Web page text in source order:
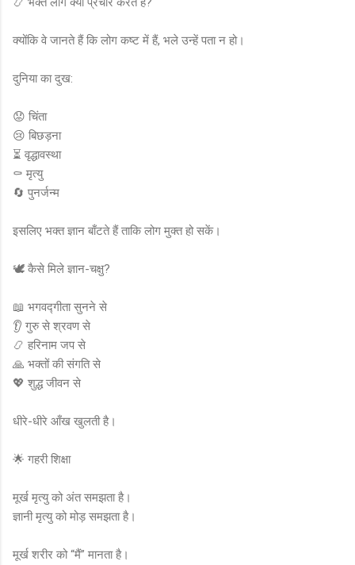
क्योंकि वे जानते हैं कि लोग कष्ट में हैं, भले उन्हें पता न हो।
दुनिया का दुख:
😟 चिंता
😢 बिछड़ना
⏳ वृद्धावस्था
⚰️ मृत्यु
🔄 पुनर्जन्म
इसलिए भक्त ज्ञान बाँटते हैं ताकि लोग मुक्त हो सकें।
🕊️ कैसे मिले ज्ञान-चक्षु?
📖 भगवद्गीता सुनने से
👂 गुरु से श्रवण से
📿 हरिनाम जप से
🙏 भक्तों की संगति से
💖 शुद्ध जीवन से
धीरे-धीरे आँख खुलती है।
🌟 गहरी शिक्षा
मूर्ख मृत्यु को अंत समझता है।
ज्ञानी मृत्यु को मोड़ समझता है।
मूर्ख शरीर को “मैं” मानता है।